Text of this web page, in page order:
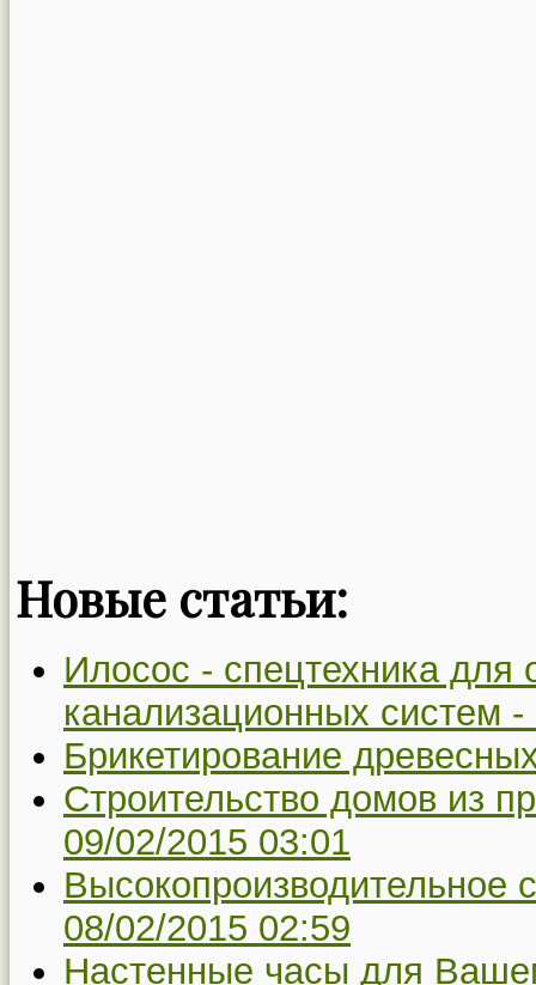
Новые статьи:
Илосос - спецтехника для
канализационных систем -
Брикетирование
Строительство домов из
09/02/2015 03:01
Высокопроизводительное
08/02/2015 02:59
Настенные часы для